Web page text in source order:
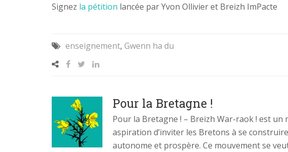
‌Signez la pétition lancée par Yvon Ollivier et Breizh ImPacte
enseignement, Gwenn ha du
Pour la Bretagne !
Pour la Bretagne ! – Breizh War-raok ! est
aspiration d’inviter les Bretons à se
autonome et prospère. Ce mouvement se